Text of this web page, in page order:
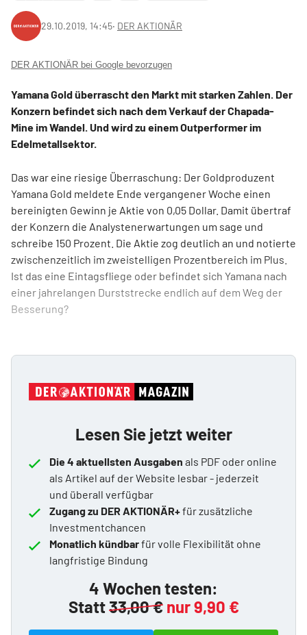
29.10.2019, 14:45‧ DER AKTIONÄR
DER AKTIONÄR bei Google bevorzugen
Yamana Gold überrascht den Markt mit starken Zahlen. Der
Konzern befindet sich nach dem Verkauf der Chapada-
Mine im Wandel. Und wird zu einem Outperformer im
Edelmetallsektor.
Das war eine riesige Überraschung: Der Goldproduzent
Yamana Gold meldete Ende vergangener Woche einen
bereinigten Gewinn je Aktie von 0,05 Dollar. Damit übertraf
der Konzern die Analystenerwartungen um sage und
schreibe 150 Prozent. Die Aktie zog deutlich an und notierte
zwischenzeitlich im zweistelligen Prozentbereich im Plus.
Ist das eine Eintagsfliege oder befindet sich Yamana nach
einer jahrelangen Durststrecke endlich auf dem Weg der
Besserung?
Lesen Sie jetzt weiter
Die 4 aktuellsten Ausgaben als PDF oder online
als Artikel auf der Website lesbar - jederzeit
und überall verfügbar
Zugang zu DER AKTIONÄR+für zusätzliche
Investmentchancen
Monatlich kündbarfür volle Flexibilität ohne
langfristige Bindung
4 Wochen testen:
Statt33,00 € nur 9,90 €